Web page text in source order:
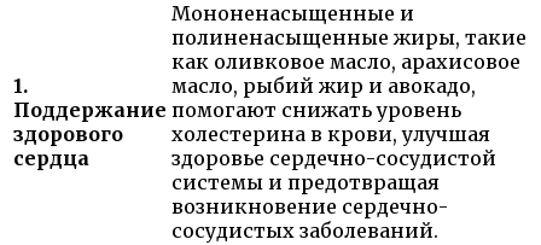
1.
Поддержание
здорового
сердца
Мононенасыщенные и
полиненасыщенные жиры, такие
как оливковое масло, арахисовое
масло, рыбий жир и авокадо,
помогают снижать уровень
холестерина в крови, улучшая
здоровье сердечно-сосудистой
системы и предотвращая
возникновение сердечно-
сосудистых заболеваний.